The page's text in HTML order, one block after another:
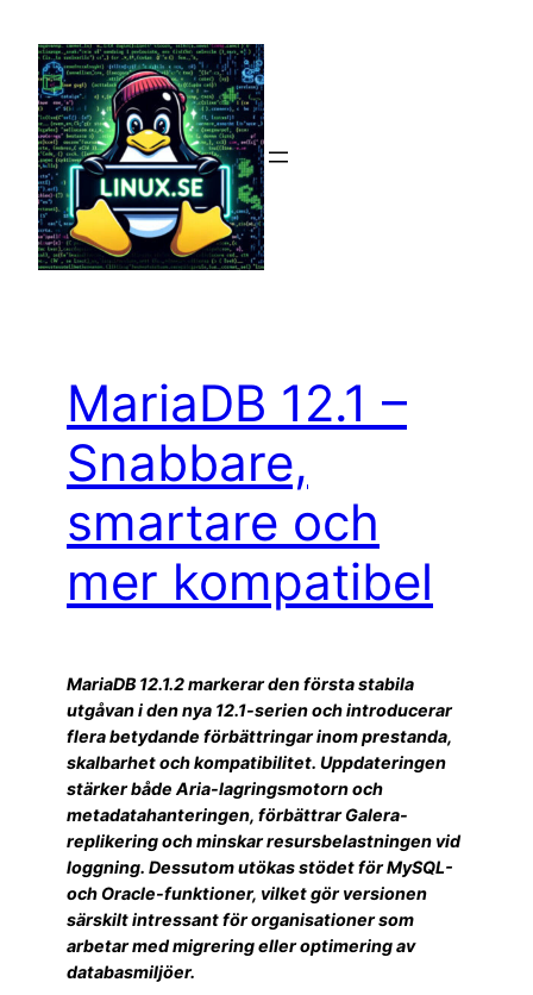
innehåll
MariaDB 12.1 –
Snabbare,
smartare och
mer kompatibel
MariaDB 12.1.2 markerar den första stabila
utgåvan i den nya 12.1-serien och introducerar
flera betydande förbättringar inom prestanda,
skalbarhet och kompatibilitet. Uppdateringen
stärker både Aria-lagringsmotorn och
metadatahanteringen, förbättrar Galera-
replikering och minskar resursbelastningen vid
loggning. Dessutom utökas stödet för MySQL-
och Oracle-funktioner, vilket gör versionen
särskilt intressant för organisationer som
arbetar med migrering eller optimering av
databasmiljöer.